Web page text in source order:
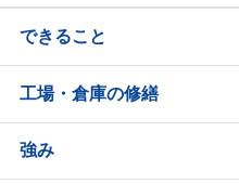
できること
工場・倉庫の修繕
強み